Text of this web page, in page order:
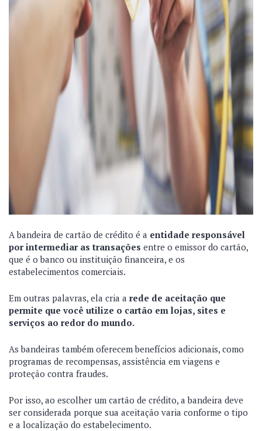
A bandeira de cartão de crédito é a entidade responsável
por intermediar as transações entre o emissor do cartão,
que é o banco ou instituição financeira, e os
estabelecimentos comerciais.
Em outras palavras, ela cria a rede de aceitação que
permite que você utilize o cartão em lojas, sites e
serviços ao redor do mundo.
As bandeiras também oferecem benefícios adicionais, como
programas de recompensas, assistência em viagens e
proteção contra fraudes.
Por isso, ao escolher um cartão de crédito, a bandeira deve
ser considerada porque sua aceitação varia conforme o tipo
e a localização do estabelecimento.